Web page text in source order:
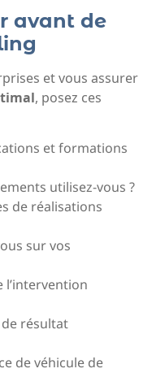
avant de
et vous assurer
, posez ces
et formations
utilisez-vous ?
de réalisations
sur vos
l’intervention
de résultat
de véhicule de